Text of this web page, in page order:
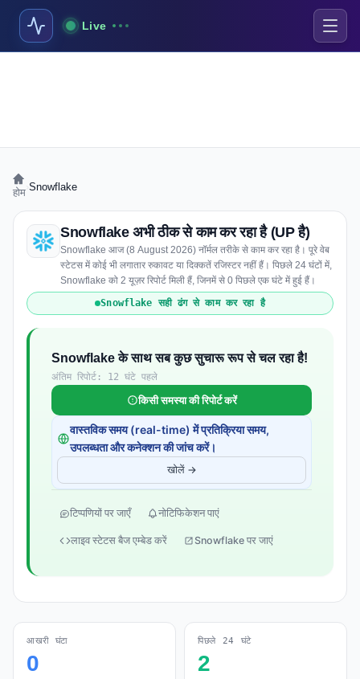
Live
होम Snowflake
Snowflake अभी ठीक से काम कर रहा है (UP है)
Snowflake आज (8 August 2026) नॉर्मल तरीके से काम कर रहा है। पूरे वेब
स्टेटस में कोई भी लगातार रुकावट या दिक्कतें रजिस्टर नहीं हैं। पिछले 24 घंटों में,
Snowflake को 2 यूज़र रिपोर्ट मिली हैं, जिनमें से 0 पिछले एक घंटे में हुई हैं।
Snowflake सही ढंग से काम कर रहा है
Snowflake के साथ सब कुछ सुचारू रूप से चल रहा है!
अंतिम रिपोर्ट: 12 घंटे पहले
किसी समस्या की रिपोर्ट करें
वास्तविक समय (real-time) में प्रतिक्रिया समय,
उपलब्धता और कनेक्शन की जांच करें।
खोलें →
टिप्पणियों पर जाएँ नोटिफिकेशन पाएं
लाइव स्टेटस बैज एम्बेड करें Snowflake पर जाएं
आखरी घंटा
0
पिछले 24 घंटे
2